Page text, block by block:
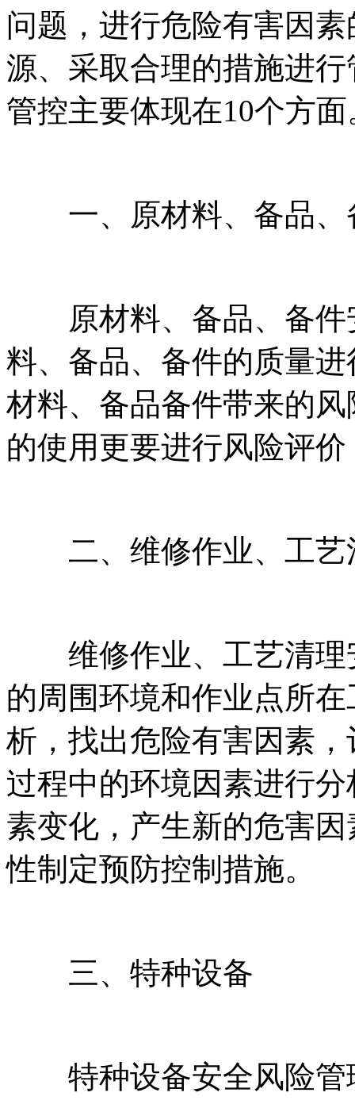
问题，进行危险有害因
源、采取合理的措施进
管控主要体现在10个方面
一、原材料、备品、
原材料、备品、备件
料、备品、备件的质量
材料、备品备件带来的
的使用更要进行风险评
二、维修作业、工艺
维修作业、工艺清理
的周围环境和作业点所
析，找出危险有害因素
过程中的环境因素进行
素变化，产生新的危害
性制定预防控制措施。
三、特种设备
特种设备安全风险管